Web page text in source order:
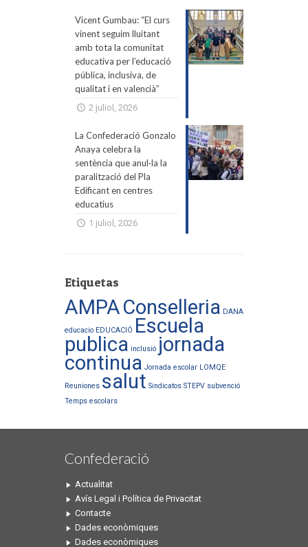
Vicent Gumbau: “El curs
vinent seguim lluitant
amb tota la comunitat
educativa per l’educació
pública, inclusiva, de
qualitat i en valencià”
2 juliol, 2026
La Confederació Gonzalo
Anaya celebra la
sentència que anul·la la
paralització del Pla
Edificant en centres
educatius
1 juliol, 2026
Etiquetas
AMPAConselleria DANA
educacio EDUCACIÓ Escuela
publica inclusió jornada
continua Jornada escolar LOMQE
Reuniones salut Sindicatos STEPV subvenció
Temps escolars
Confederació
Actualitat
Avís Legal i Política de Privacitat
Contacte
Dades econòmiques
Dades econòmiques